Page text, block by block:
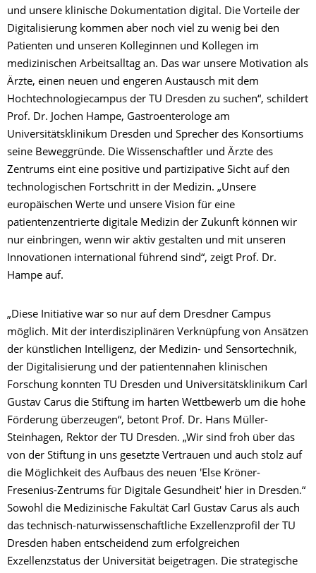
und unsere klinische Dokumentation digital. Die Vorteile der
Digitalisierung kommen aber noch viel zu wenig bei den
Patienten und unseren Kolleginnen und Kollegen im
medizinischen Arbeitsalltag an. Das war unsere Motivation als
Ärzte, einen neuen und engeren Austausch mit dem
Hochtechnologiecampus der TU Dresden zu suchen“, schildert
Prof. Dr. Jochen Hampe, Gastroenterologe am
Universitätsklinikum Dresden und Sprecher des Konsortiums
seine Beweggründe. Die Wissenschaftler und Ärzte des
Zentrums eint eine positive und partizipative Sicht auf den
technologischen Fortschritt in der Medizin. „Unsere
europäischen Werte und unsere Vision für eine
patientenzentrierte digitale Medizin der Zukunft können wir
nur einbringen, wenn wir aktiv gestalten und mit unseren
Innovationen international führend sind“, zeigt Prof. Dr.
Hampe auf.
„Diese Initiative war so nur auf dem Dresdner Campus
möglich. Mit der interdisziplinären Verknüpfung von Ansätzen
der künstlichen Intelligenz, der Medizin- und Sensortechnik,
der Digitalisierung und der patientennahen klinischen
Forschung konnten TU Dresden und Universitätsklinikum Carl
Gustav Carus die Stiftung im harten Wettbewerb um die hohe
Förderung überzeugen“, betont Prof. Dr. Hans Müller-
Steinhagen, Rektor der TU Dresden. „Wir sind froh über das
von der Stiftung in uns gesetzte Vertrauen und auch stolz auf
die Möglichkeit des Aufbaus des neuen 'Else Kröner-
Fresenius-Zentrums für Digitale Gesundheit' hier in Dresden.“
Sowohl die Medizinische Fakultät Carl Gustav Carus als auch
das technisch-naturwissenschaftliche Exzellenzprofil der TU
Dresden haben entscheidend zum erfolgreichen
Exzellenzstatus der Universität beigetragen. Die strategische